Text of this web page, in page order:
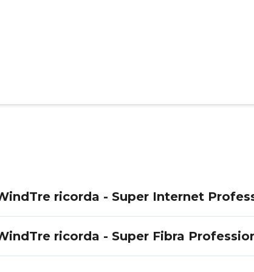
ricorda - Super Internet
ricorda - Super Fibra